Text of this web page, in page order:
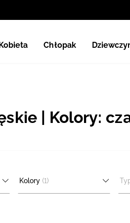
Chłopak
| Kolory:
Kolory (1)